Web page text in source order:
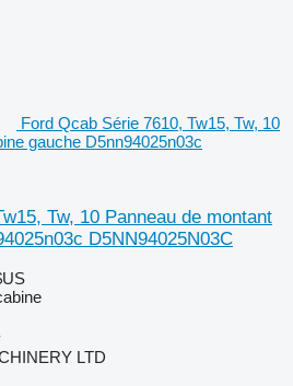
Ford Qcab Série 7610, Tw15, Tw, 10
gauche D5nn94025n03c
Tw, 10 Panneau de montant
D5NN94025N03C
LTD